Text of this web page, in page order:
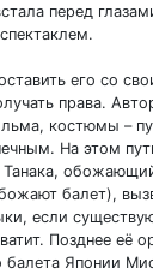
перед
его со
права.
костюмы –
На этом
Танака,
балет),
если
Позднее её
балета Японии